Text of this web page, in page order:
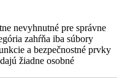
nevyhnutné pre správne
zahŕňa iba súbory
a bezpečnostné prvky
žiadne osobné